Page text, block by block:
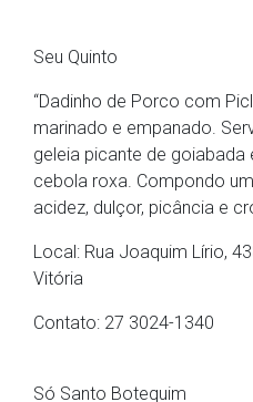
Seu Quinto
“Dadinho de Porco com
marinado e empanado.
geleia picante de goiabada
cebola roxa. Compondo
acidez, dulçor, picância e
Local: Rua Joaquim Lírio,
Vitória
Contato: 27 3024-1340
Só Santo Botequim